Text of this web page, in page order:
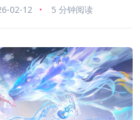
02-12 5 分钟阅读